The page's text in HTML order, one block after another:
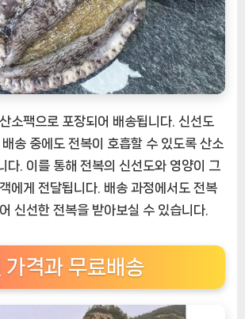
소팩으로 포장되어 배송됩니다. 신선도
송 중에도 전복이 호흡할 수 있도록 산소
다. 이를 통해 전복의 신선도와 영양이 그
에게 전달됩니다. 배송 과정에서도 전복
신선한 전복을 받아보실 수 있습니다.
가격과 무료배송